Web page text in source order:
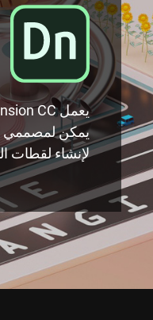
يمكن لمصممي
لإنشاء لقطات